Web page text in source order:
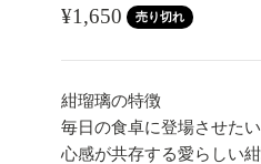
セール価格
¥1,650 売り切れ
紺瑠璃の特徴
毎日の食卓に登場させた
心感が共存する愛らしい